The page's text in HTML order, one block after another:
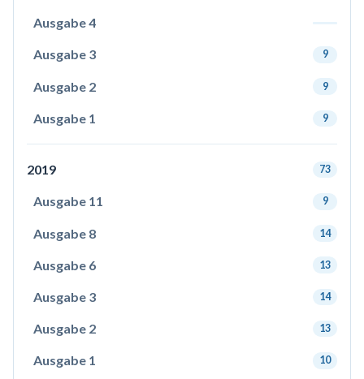
Ausgabe 4
Ausgabe 3 9
Ausgabe 2 9
Ausgabe 1 9
2019 73
Ausgabe 11 9
Ausgabe 8 14
Ausgabe 6 13
Ausgabe 3 14
Ausgabe 2 13
Ausgabe 1 10